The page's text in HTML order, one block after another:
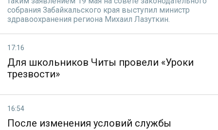
собрания Забайкальского края выступил министр
здравоохранения региона Михаил Лазуткин.
17:16
Для школьников Читы провели «Уроки
трезвости»
16:54
После изменения условий службы